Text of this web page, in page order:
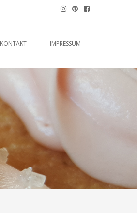
KONTAKT IMPRESSUM